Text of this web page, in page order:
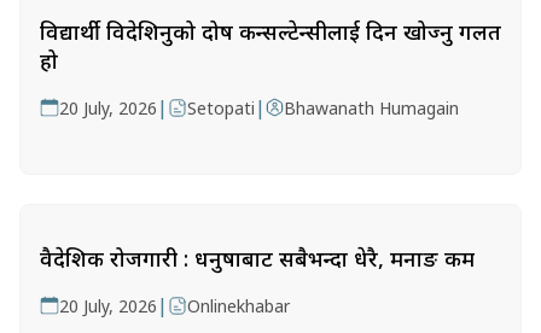
विद्यार्थी विदेशिनुको दोष कन्सल्टेन्सीलाई दिन खोज्नु गलत
हो
20 July, 2026 | Setopati | Bhawanath Humagain
वैदेशिक रोजगारी : धनुषाबाट सबैभन्दा धेरै, मनाङ कम
20 July, 2026 | Onlinekhabar